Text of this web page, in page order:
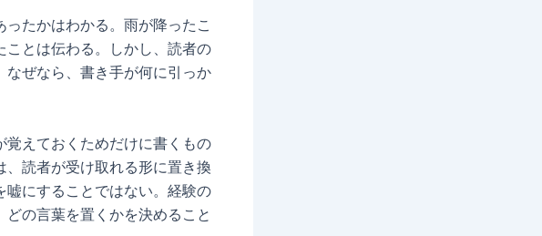
たかはわかる。雨が降ったこ
ことは伝わる。しかし、読者の
ぜなら、書き手が何に引っか
えておくためだけに書くもの
読者が受け取れる形に置き換
嘘にすることではない。経験の
の言葉を置くかを決めること